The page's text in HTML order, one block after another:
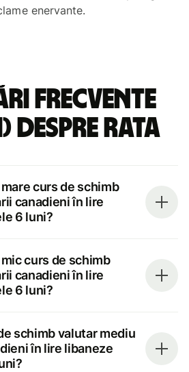
enervante.
frecvente
despre rata
curs de schimb
canadieni în lire
6 luni?
curs de schimb
canadieni în lire
6 luni?
schimb valutar mediu
în lire libaneze